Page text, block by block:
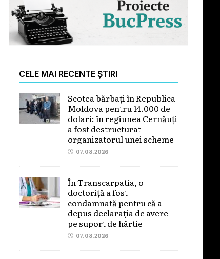
CELE MAI RECENTE ȘTIRI
Scotea bărbați în Republica
Moldova pentru 14.000 de
dolari: în regiunea Cernăuți
a fost destructurat
organizatorul unei scheme
07.08.2026
În Transcarpatia, o
doctoriță a fost
condamnată pentru că a
depus declarația de avere
pe suport de hârtie
07.08.2026